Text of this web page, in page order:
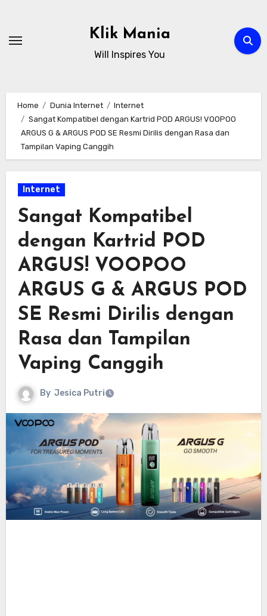
content
Klik Mania
Will Inspires You
Home Dunia Internet
Internet
Sangat Kompatibel dengan Kartrid POD ARGUS! VOOPOO
ARGUS G & ARGUS POD SE Resmi Dirilis dengan Rasa dan
Tampilan Vaping Canggih
Internet
Sangat Kompatibel
dengan Kartrid POD
ARGUS! VOOPOO
ARGUS G & ARGUS POD
SE Resmi Dirilis dengan
Rasa dan Tampilan
Vaping Canggih
By Jesica Putri